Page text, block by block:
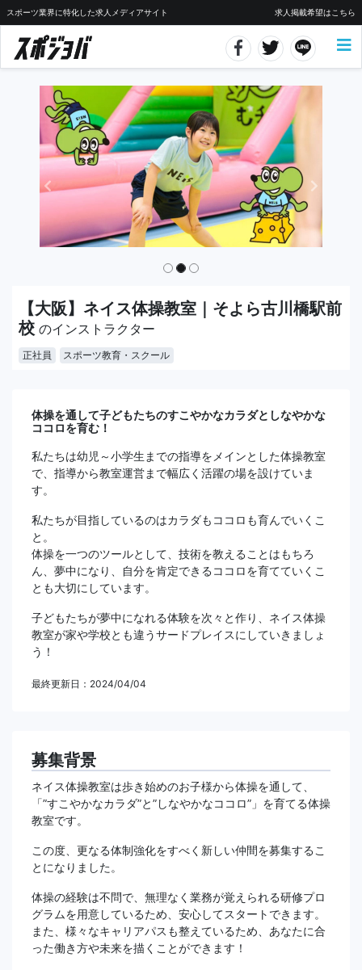
スポーツ業界に特化した求人メディアサイト 求人掲載希望はこちら
【大阪】ネイス体操教室｜そよら古川橋駅前
校 のインストラクター
正社員 スポーツ教育・スクール
体操を通して子どもたちのすこやかなカラダとしなやかな
ココロを育む！
私たちは幼児～小学生までの指導をメインとした体操教室
で、指導から教室運営まで幅広く活躍の場を設けていま
す。
私たちが目指しているのはカラダもココロも育んでいくこ
と。
体操を一つのツールとして、技術を教えることはもちろ
ん、夢中になり、自分を肯定できるココロを育てていくこ
とも大切にしています。
子どもたちが夢中になれる体験を次々と作り、ネイス体操
教室が家や学校とも違うサードプレイスにしていきましょ
う！
最終更新日：2024/04/04
募集背景
ネイス体操教室は歩き始めのお子様から体操を通して、
「”すこやかなカラダ”と”しなやかなココロ”」を育てる体操
教室です。
この度、更なる体制強化をすべく新しい仲間を募集するこ
とになりました。
体操の経験は不問で、無理なく業務が覚えられる研修プロ
グラムを用意しているため、安心してスタートできます。
また、様々なキャリアパスも整えているため、あなたに合
った働き方や未来を描くことができます！